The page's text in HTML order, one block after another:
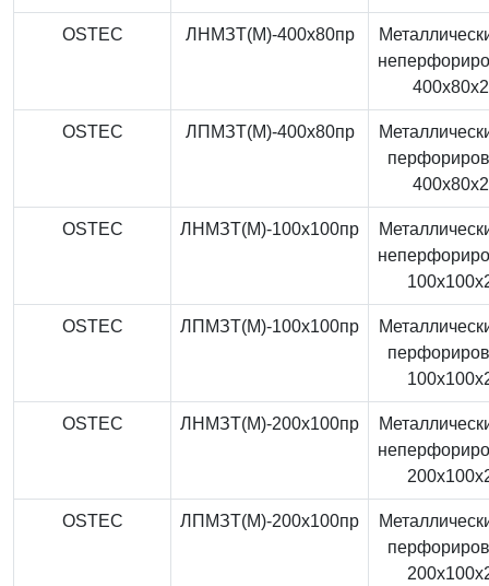
OSTEC ЛНМЗТ(М)-400x80пр
OSTEC ЛПМЗТ(М)-400x80пр
OSTEC ЛНМЗТ(М)-100x100пр
OSTEC ЛПМЗТ(М)-100x100пр
OSTEC ЛНМЗТ(М)-200x100пр
OSTEC ЛПМЗТ(М)-200x100пр